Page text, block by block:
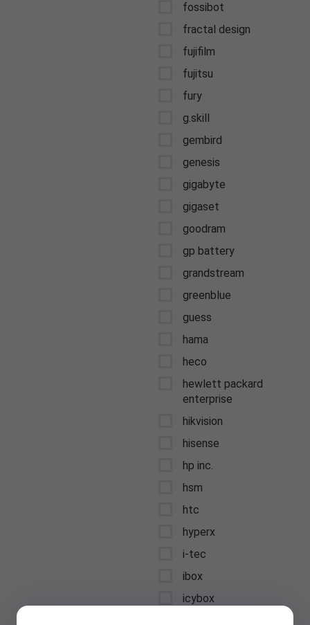
fossibot
fractal design
fujifilm
fujitsu
fury
g.skill
gembird
genesis
gigabyte
gigaset
goodram
gp battery
grandstream
greenblue
guess
hama
heco
hewlett packard
enterprise
hikvision
hisense
hp inc.
hsm
htc
hyperx
i-tec
ibox
icybox